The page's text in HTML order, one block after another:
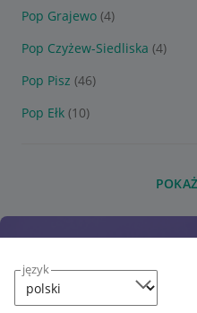
język
Pop Grajewo (4)
Pop Czyżew-Siedliska (4)
Pop Pisz (46)
Pop Ełk (10)